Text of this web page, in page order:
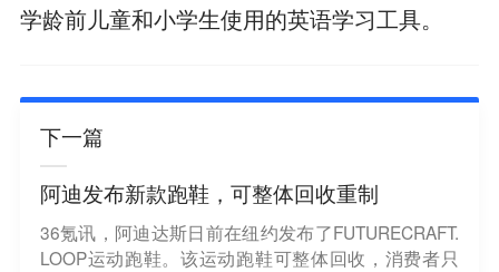
学龄前儿童和小学生使用的英语学习工具。
下一篇
阿迪发布新款跑鞋，可整体回收重制
36氪讯，阿迪达斯日前在纽约发布了FUTURECRAFT.
LOOP运动跑鞋。该运动跑鞋可整体回收，消费者只